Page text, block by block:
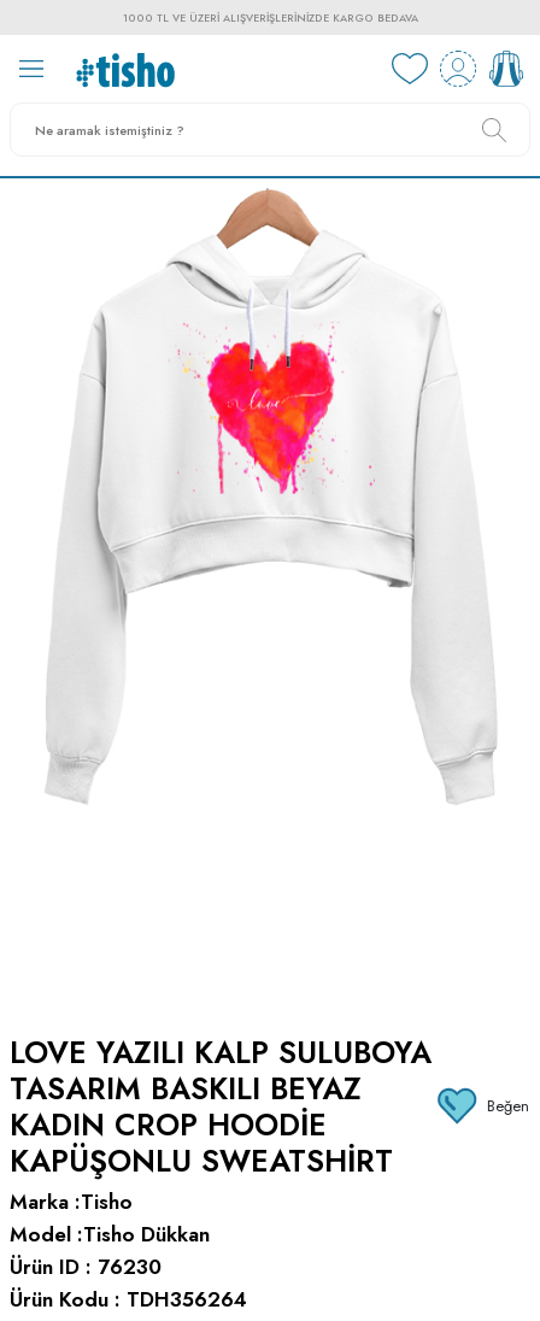
1000 TL VE ÜZERI ALIŞVERIŞLERINIZDE KARGO BEDAVA
LOVE YAZILI KALP SULUBOYA
TASARIM BASKILI BEYAZ
KADIN CROP HOODIE
KAPÜŞONLU SWEATSHIRT
Beğen
Marka :Tisho
Model :Tisho Dükkan
Ürün ID : 76230
Ürün Kodu : TDH356264